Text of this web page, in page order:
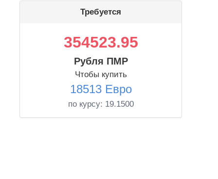
Требуется
354523.95
Рубля ПМР
Чтобы купить
18513 Евро
по курсу: 19.1500